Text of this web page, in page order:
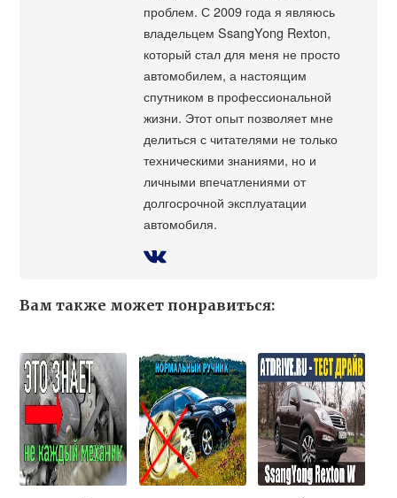
проблем. С 2009 года я являюсь
владельцем SsangYong Rexton,
который стал для меня не просто
автомобилем, а настоящим
спутником в профессиональной
жизни. Этот опыт позволяет мне
делиться с читателями не только
техническими знаниями, но и
личными впечатлениями от
долгосрочной эксплуатации
автомобиля.
Вам также может понравиться: